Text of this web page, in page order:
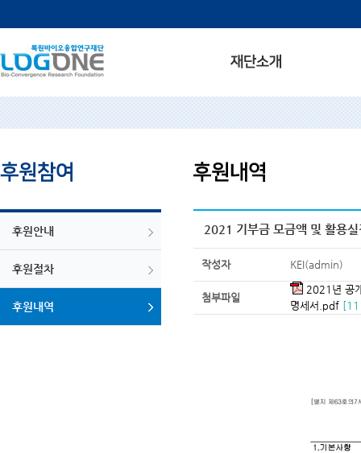
후원안내
후원절차
후원내역
2021 기부금 모금액 및 활용
작성자 KEI(admin)
첨부파일
2021년 공
명세서.pdf